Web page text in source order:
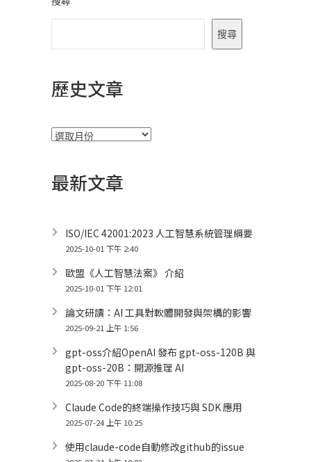
搜尋
歷史文章
彙
最新文章
ISO/IEC 42001:2023 人工智慧系統管理綱要
2025-10-01 下午 2:40
歐盟《人工智慧法案》 介紹
2025-10-01 下午 12:01
論文研讀：AI 工具對軟體開發與架構的影響
2025-09-21 上午 1:56
gpt-oss介紹OpenAI 發布 gpt-oss-120B 與
gpt-oss-20B：開源推理 AI
2025-08-20 下午 11:08
Claude Code的終端操作技巧與 SDK 應用
2025-07-24 上午 10:25
使用claude-code自動修改github的issue